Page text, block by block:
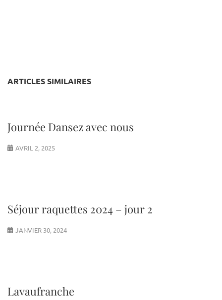
ARTICLES SIMILAIRES
Journée Dansez avec nous
AVRIL 2, 2025
Séjour raquettes 2024 – jour 2
JANVIER 30, 2024
Lavaufranche